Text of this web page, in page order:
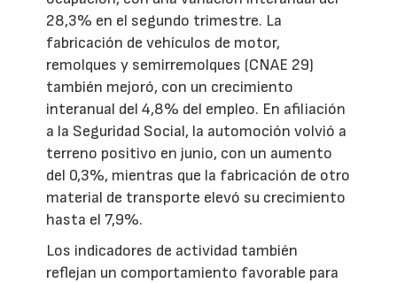
28,3% en el segundo trimestre. La
fabricación de vehículos de motor,
remolques y semirremolques (CNAE 29)
también mejoró, con un crecimiento
interanual del 4,8% del empleo. En afiliación
a la Seguridad Social, la automoción volvió a
terreno positivo en junio, con un aumento
del 0,3%, mientras que la fabricación de otro
material de transporte elevó su crecimiento
hasta el 7,9%.
Los indicadores de actividad también
reflejan un comportamiento favorable para